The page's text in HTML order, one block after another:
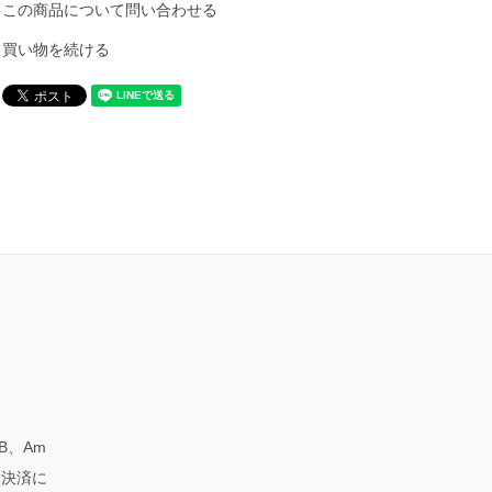
この商品について問い合わせる
買い物を続ける
、Am
済に